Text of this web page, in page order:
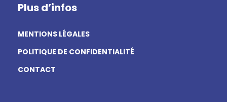
Plus d’infos
MENTIONS LÉGALES
POLITIQUE DE CONFIDENTIALITÉ
CONTACT